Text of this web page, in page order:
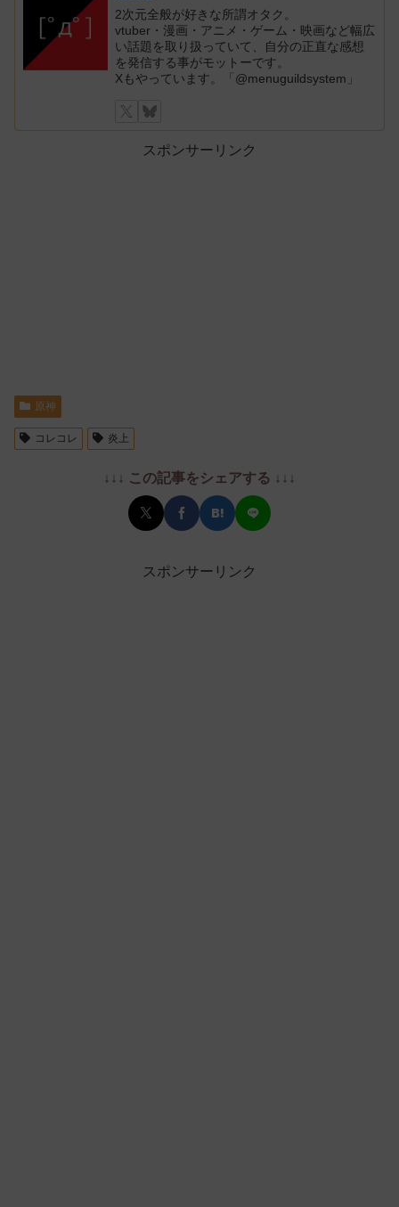
2次元全般が好きな所謂オタク。
vtuber・漫画・アニメ・ゲーム・映画など幅広
い話題を取り扱っていて、自分の正直な感想
を発信する事がモットーです。
Xもやっています。「@menuguildsystem」
スポンサーリンク
原神
コレコレ 炎上
↓↓↓ この記事をシェアする ↓↓↓
スポンサーリンク